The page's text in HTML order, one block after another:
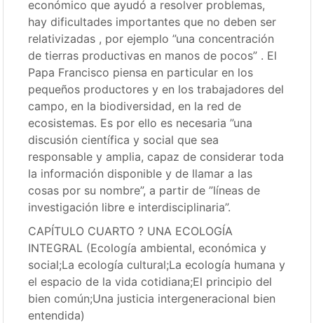
económico que ayudó a resolver problemas,
hay dificultades importantes que no deben ser
relativizadas , por ejemplo ”una concentración
de tierras productivas en manos de pocos” . El
Papa Francisco piensa en particular en los
pequeños productores y en los trabajadores del
campo, en la biodiversidad, en la red de
ecosistemas. Es por ello es necesaria ”una
discusión científica y social que sea
responsable y amplia, capaz de considerar toda
la información disponible y de llamar a las
cosas por su nombre”, a partir de ”líneas de
investigación libre e interdisciplinaria”.
CAPÍTULO CUARTO ? UNA ECOLOGÍA
INTEGRAL (Ecología ambiental, económica y
social;La ecología cultural;La ecología humana y
el espacio de la vida cotidiana;El principio del
bien común;Una justicia intergeneracional bien
entendida)